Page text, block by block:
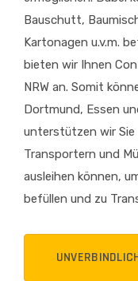
Bauschutt,
Kartonagen u.v.m.
bieten wir Ihnen
NRW an. Somit
Dortmund, Essen
unterstützen wir
Transportern und
ausleihen können,
befüllen und zu